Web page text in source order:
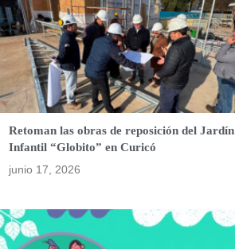
Retoman las obras de reposición del Jardín
Infantil “Globito” en Curicó
junio 17, 2026